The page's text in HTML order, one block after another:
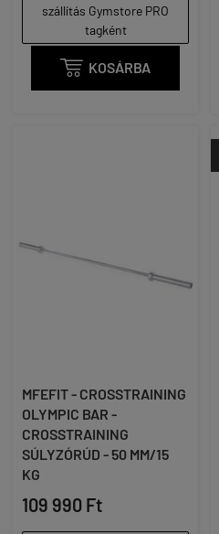
szállítás Gymstore PRO
tagként
 KOSÁRBA
MFEFIT - CROSSTRAINING
OLYMPIC BAR -
CROSSTRAINING
SÚLYZÓRÚD - 50 MM/15
KG
109 990 Ft